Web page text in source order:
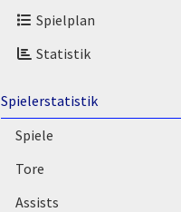
Spielplan
Statistik
Spielerstatistik
Spiele
Tore
Assists